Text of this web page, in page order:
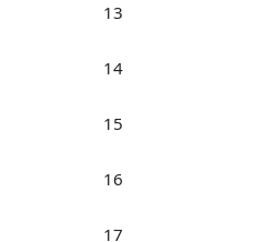
13
14
15
16
17